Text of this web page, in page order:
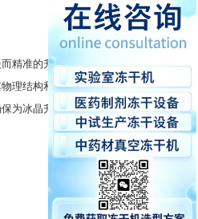
精准的升温过程。此时，物
理结构和性能遭到破坏；反
为冰晶升华提供稳定且适宜